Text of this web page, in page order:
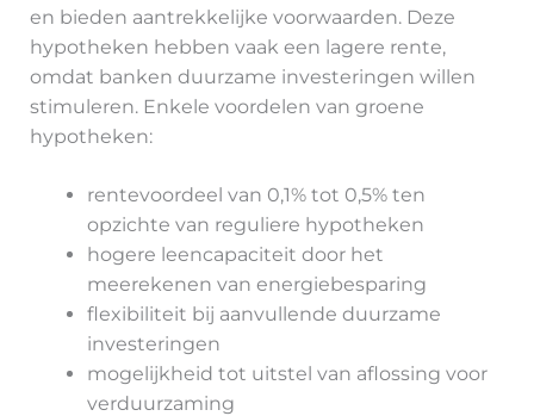
en bieden aantrekkelijke voorwaarden. Deze
hypotheken hebben vaak een lagere rente,
omdat banken duurzame investeringen willen
stimuleren. Enkele voordelen van groene
hypotheken:
rentevoordeel van 0,1% tot 0,5% ten
opzichte van reguliere hypotheken
hogere leencapaciteit door het
meerekenen van energiebesparing
flexibiliteit bij aanvullende duurzame
investeringen
mogelijkheid tot uitstel van aflossing voor
verduurzaming